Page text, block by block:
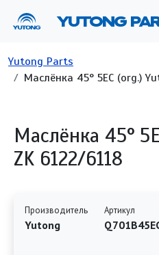
YUTONG
Строка навигации
Yutong Parts
Маслёнка 45° 5EC (org.)
Маслёнка 45°
ZK 6122/6118
Производитель
Yutong
Артикул